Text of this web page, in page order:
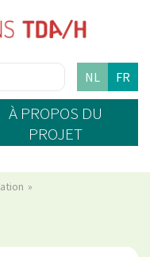
NL FR
À PROPOS DU
PROJET